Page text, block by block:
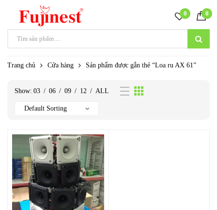
0 0
Trang chủ Cửa hàng Sản phẩm được gắn thẻ “Loa ru AX 61”
Show: 03 / 06 / 09 / 12 / ALL